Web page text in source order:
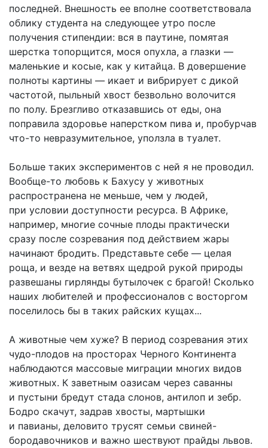
последней. Внешность ее вполне соответствовала
облику студента на следующее утро после
получения стипендии: вся в паутине, помятая
шерстка топорщится, мося опухла, а глазки —
маленькие и косые, как у китайца. В довершение
полноты картины — икает и вибрирует с дикой
частотой, пыльный хвост безвольно волочится
по полу. Брезгливо отказавшись от еды, она
поправила здоровье наперстком пива и, пробурчав
что-то невразумительное, уползла в туалет.
Больше таких экспериментов с ней я не проводил.
Вообще-то любовь к Бахусу у животных
распространена не меньше, чем у людей,
при условии доступности ресурса. В Африке,
например, многие сочные плоды практически
сразу после созревания под действием жары
начинают бродить. Представьте себе — целая
роща, и везде на ветвях щедрой рукой природы
развешаны гирлянды бутылочек с брагой! Сколько
наших любителей и профессионалов с восторгом
поселилось бы в таких райских кущах...
А животные чем хуже? В период созревания этих
чудо-плодов на просторах Черного Континента
наблюдаются массовые миграции многих видов
животных. К заветным оазисам через саванны
и пустыни бредут стада слонов, антилоп и зебр.
Бодро скачут, задрав хвосты, мартышки
и павианы, деловито трусят семьи свиней-
бородавочников и важно шествуют прайды львов.